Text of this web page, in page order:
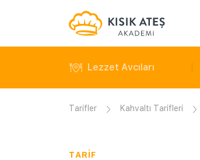
Lezzet Avcıları
Tarifler Kahvaltı Tarifleri
TARIF